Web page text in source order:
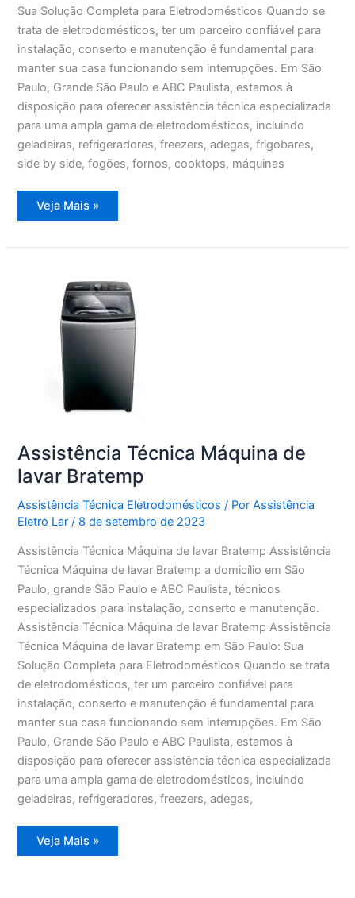
Sua Solução Completa para Eletrodomésticos Quando se
trata de eletrodomésticos, ter um parceiro confiável para
instalação, conserto e manutenção é fundamental para
manter sua casa funcionando sem interrupções. Em São
Paulo, Grande São Paulo e ABC Paulista, estamos à
disposição para oferecer assistência técnica especializada
para uma ampla gama de eletrodomésticos, incluindo
geladeiras, refrigeradores, freezers, adegas, frigobares,
side by side, fogões, fornos, cooktops, máquinas
Assistência
Técnica
Veja Mais »
Assistência Técnica Máquina de
lavar Bratemp
Assistência Técnica Eletrodomésticos / PorAssistência
Eletro Lar/ 8 de setembro de 2023
Assistência Técnica Máquina de lavar Bratemp Assistência
Técnica Máquina de lavar Bratemp a domicílio em São
Paulo, grande São Paulo e ABC Paulista, técnicos
especializados para instalação, conserto e manutenção.
Assistência Técnica Máquina de lavar Bratemp Assistência
Técnica Máquina de lavar Bratemp em São Paulo: Sua
Solução Completa para Eletrodomésticos Quando se trata
de eletrodomésticos, ter um parceiro confiável para
instalação, conserto e manutenção é fundamental para
manter sua casa funcionando sem interrupções. Em São
Paulo, Grande São Paulo e ABC Paulista, estamos à
disposição para oferecer assistência técnica especializada
para uma ampla gama de eletrodomésticos, incluindo
geladeiras, refrigeradores, freezers, adegas,
Assistência
Técnica
Veja Mais »